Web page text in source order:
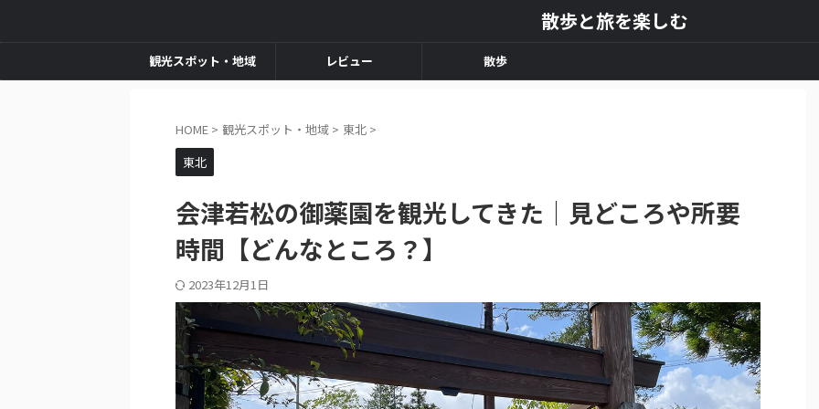
散歩と旅を楽しむ
観光スポット・地域 レビュー 散歩
HOME > 観光スポット・地域 > 東北 >
東北
会津若松の御薬園を観光してきた｜見どころや所要
時間【どんなところ？】
2023年12月1日